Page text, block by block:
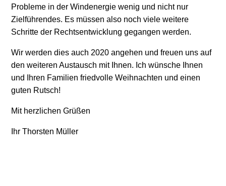
Probleme in der Windenergie wenig und nicht nur
Zielführendes. Es müssen also noch viele weitere
Schritte der Rechtsentwicklung gegangen werden.
Wir werden dies auch 2020 angehen und freuen uns auf
den weiteren Austausch mit Ihnen. Ich wünsche Ihnen
und Ihren Familien friedvolle Weihnachten und einen
guten Rutsch!
Mit herzlichen Grüßen
Ihr Thorsten Müller